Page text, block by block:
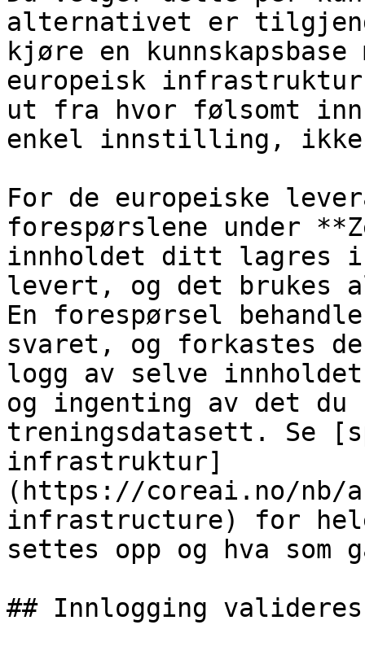
alternativet er
kjøre en
europeisk
ut fra hvor følsomt
enkel innstilling,
For de europeiske
forespørslene under
innholdet ditt lagres
levert, og det brukes
En forespørsel
svaret, og forkastes
logg av selve
og ingenting av det
treningsdatasett. Se
infrastruktur]
(https://coreai.no/nb/
infrastructure) for
settes opp og hva som
## Innlogging